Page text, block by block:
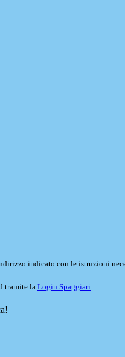
indicato con le istruzioni
tramite la Login Spaggiari